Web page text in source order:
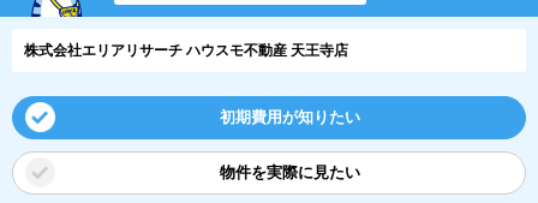
株式会社エリアリサーチ ハウスモ不動産 天王寺店
初期費用が知りたい
物件を実際に見たい